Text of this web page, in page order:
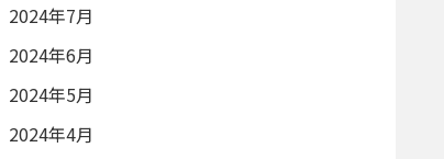
2024年7月
2024年6月
2024年5月
2024年4月